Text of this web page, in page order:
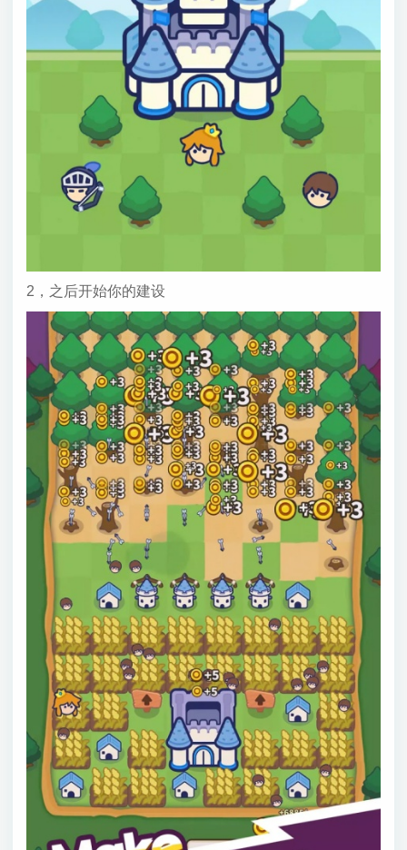
2，之后开始你的建设